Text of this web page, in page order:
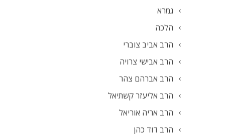
גמרא
הלכה
הרב אביב צוברי
הרב אבישי צרויה
הרב אברהם צהר
הרב אליעזר קשתיאל
הרב אריה אוריאל
הרב דוד כהן